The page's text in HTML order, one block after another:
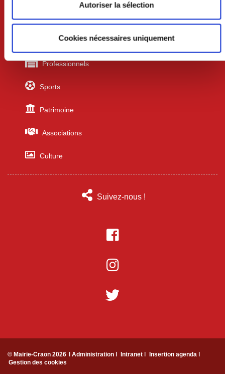
Autoriser la sélection
Cookies nécessaires uniquement
Urbanisme
Écoles
Professionnels
Sports
Patrimoine
Associations
Culture
Suivez-nous !
© Mairie-Craon 2026 ǀ Administration ǀ Intranet ǀ Insertion agenda ǀ
Gestion des cookies